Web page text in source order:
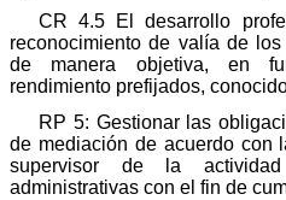
CR 4.5 El desarrollo
reconocimiento de valía de
de manera objetiva, en
rendimiento prefijados,
RP 5: Gestionar las
de mediación de acuerdo con
supervisor de la
administrativas con el fin de